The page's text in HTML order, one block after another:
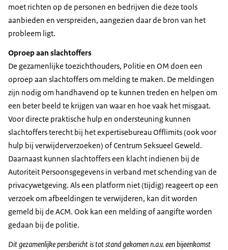
moet richten op de personen en bedrijven die deze tools
aanbieden en verspreiden, aangezien daar de bron van het
probleem ligt.
Oproep aan slachtoffers
De gezamenlijke toezichthouders, Politie en OM doen een
oproep aan slachtoffers om melding te maken. De meldingen
zijn nodig om handhavend op te kunnen treden en helpen om
een beter beeld te krijgen van waar en hoe vaak het misgaat.
Voor directe praktische hulp en ondersteuning kunnen
slachtoffers terecht bij het expertisebureau Offlimits (ook voor
hulp bij verwijderverzoeken) of Centrum Seksueel Geweld.
Daarnaast kunnen slachtoffers een klacht indienen bij de
Autoriteit Persoonsgegevens in verband met schending van de
privacywetgeving. Als een platform niet (tijdig) reageert op een
verzoek om afbeeldingen te verwijderen, kan dit worden
gemeld bij de ACM. Ook kan een melding of aangifte worden
gedaan bij de politie.
Dit gezamenlijke persbericht is tot stand gekomen n.a.v. een bijeenkomst